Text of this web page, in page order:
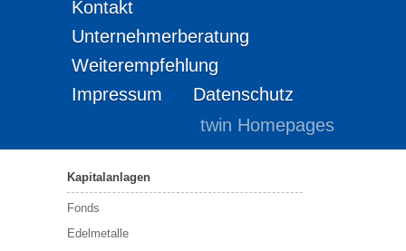
Kontakt
Unternehmerberatung
Weiterempfehlung
Impressum
Datenschutz
twin Homepages
Kapitalanlagen
Fonds
Edelmetalle